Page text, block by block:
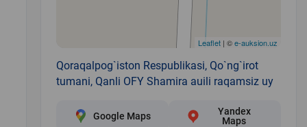
Leaflet| ©e-auksion.uz
Qoraqalpog`iston Respublikasi, Qo`ng`irot
tumani, Qanli OFY Shamira auili raqamsiz uy
Google Maps
Yandex
Maps